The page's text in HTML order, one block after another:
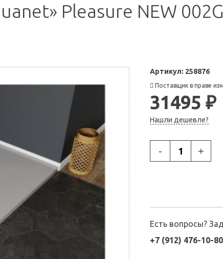
Pleasure NEW
Артикул: 258876
Поставщик в праве
31495 ₽
Нашли дешевле?
- +
Есть вопросы?
+7 (912) 476-10-80